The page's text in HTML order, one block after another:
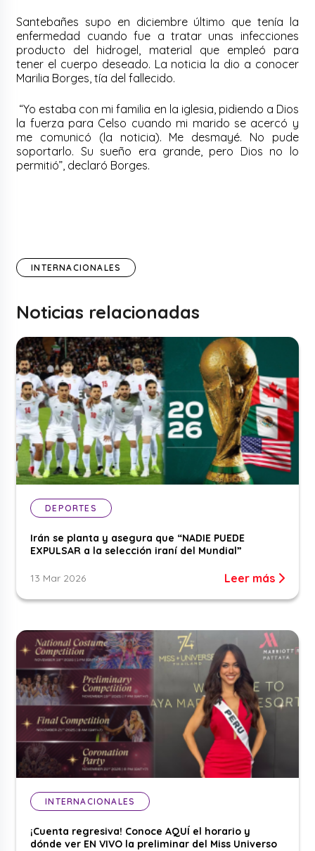
Santebañes supo en diciembre último que tenía la
enfermedad cuando fue a tratar unas infecciones
producto del hidrogel, material que empleó para
tener el cuerpo deseado. La noticia la dio a conocer
Marilia Borges, tía del fallecido.
“Yo estaba con mi familia en la iglesia, pidiendo a Dios
la fuerza para Celso cuando mi marido se acercó y
me comunicó (la noticia). Me desmayé. No pude
soportarlo. Su sueño era grande, pero Dios no lo
permitió”, declaró Borges.
INTERNACIONALES
Noticias relacionadas
DEPORTES
Irán se planta y asegura que “NADIE PUEDE
EXPULSAR a la selección iraní del Mundial”
13 Mar 2026 Leer más
INTERNACIONALES
¡Cuenta regresiva! Conoce AQUÍ el horario y
dónde ver EN VIVO la preliminar del Miss Universo